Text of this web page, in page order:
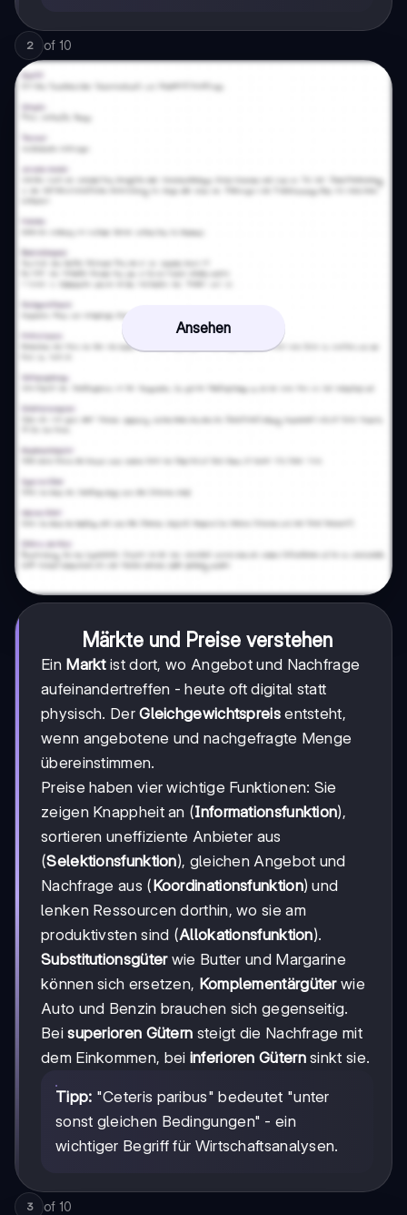
2 of 10
Ansehen
Märkte und Preise verstehen
Ein Marktist dort, wo Angebot und Nachfrage
aufeinandertreffen - heute oft digital statt
physisch. DerGleichgewichtspreisentsteht,
wenn angebotene und nachgefragte Menge
übereinstimmen.
Preise haben vier wichtige Funktionen: Sie
zeigen Knappheit an (Informationsfunktion),
sortieren uneffiziente Anbieter aus
(Selektionsfunktion), gleichen Angebot und
Nachfrage aus (Koordinationsfunktion) und
lenken Ressourcen dorthin, wo sie am
produktivsten sind (Allokationsfunktion).
Substitutionsgüterwie Butter und Margarine
können sich ersetzen, Komplementärgüterwie
Auto und Benzin brauchen sich gegenseitig.
Beisuperioren Gütern steigt die Nachfrage mit
dem Einkommen, bei inferioren Güternsinkt sie.
Tipp: "Ceteris paribus" bedeutet "unter
sonst gleichen Bedingungen" - ein
wichtiger Begriff für Wirtschaftsanalysen.
3 of 10